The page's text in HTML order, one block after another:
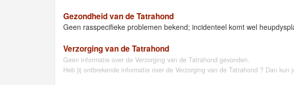
Gezondheid van de Tatrahond
Geen rasspecifieke problemen bekend; incidenteel komt wel
Verzorging van de Tatrahond
Geen informatie over de Verzorging van de Tatrahond gevonden.
Heb jij ontbrekende informatie over de Verzorging van de Tatrahond ? Dan kun